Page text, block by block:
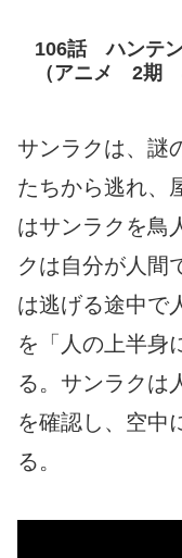
106話 ハンテン
（アニメ 2期
サンラクは、謎
たちから逃れ、
はサンラクを鳥
クは自分が人間
は逃げる途中で
を「人の上半身
る。サンラクは
を確認し、空中
る。